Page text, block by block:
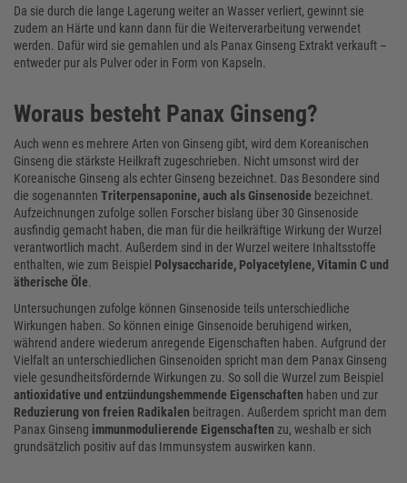
Da sie durch die lange Lagerung weiter an Wasser verliert, gewinnt sie
zudem an Härte und kann dann für die Weiterverarbeitung verwendet
werden. Dafür wird sie gemahlen und als Panax Ginseng Extrakt verkauft –
entweder pur als Pulver oder in Form von Kapseln.
Woraus besteht Panax Ginseng?
Auch wenn es mehrere Arten von Ginseng gibt, wird dem Koreanischen
Ginseng die stärkste Heilkraft zugeschrieben. Nicht umsonst wird der
Koreanische Ginseng als echter Ginseng bezeichnet. Das Besondere sind
die sogenannten Triterpensaponine, auch als Ginsenoside bezeichnet.
Aufzeichnungen zufolge sollen Forscher bislang über 30 Ginsenoside
ausfindig gemacht haben, die man für die heilkräftige Wirkung der Wurzel
verantwortlich macht. Außerdem sind in der Wurzel weitere Inhaltsstoffe
enthalten, wie zum Beispiel Polysaccharide, Polyacetylene, Vitamin C und
ätherische Öle.
Untersuchungen zufolge können Ginsenoside teils unterschiedliche
Wirkungen haben. So können einige Ginsenoide beruhigend wirken,
während andere wiederum anregende Eigenschaften haben. Aufgrund der
Vielfalt an unterschiedlichen Ginsenoiden spricht man dem Panax Ginseng
viele gesundheitsfördernde Wirkungen zu. So soll die Wurzel zum Beispiel
antioxidative und entzündungshemmende Eigenschaften haben und zur
Reduzierung von freien Radikalen beitragen. Außerdem spricht man dem
Panax Ginseng immunmodulierende Eigenschaften zu, weshalb er sich
grundsätzlich positiv auf das Immunsystem auswirken kann.